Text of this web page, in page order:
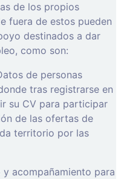
de los propios
fuera de estos pueden
destinados a dar
como son:
de personas
tras registrarse en
su CV para participar
de las ofertas de
territorio por las
acompañamiento para